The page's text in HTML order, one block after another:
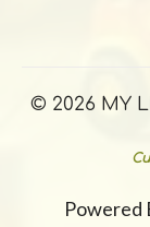
© 2026 MY
Powered